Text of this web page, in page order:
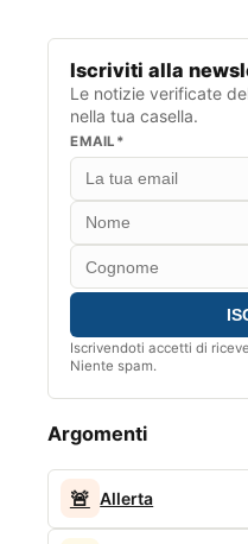
Iscriviti alla
Le notizie verificate
nella tua casella.
EMAIL*
Iscrivendoti accetti di
Niente spam.
Argomenti
🚨 Allerta